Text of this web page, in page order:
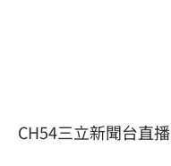
CH54三立新聞台直播